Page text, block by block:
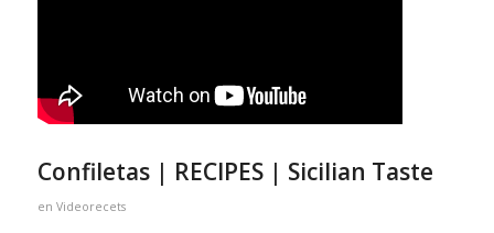
Confiletas | RECIPES | Sicilian Taste
en Videorecets